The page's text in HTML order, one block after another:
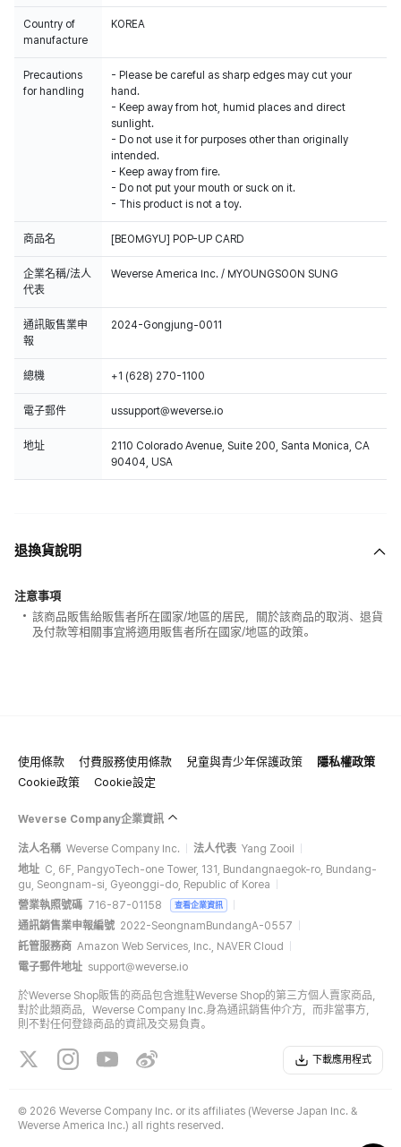
Country of
manufacture
KOREA
Precautions
for handling
- Please be careful as sharp edges may cut your
hand.
- Keep away from hot, humid places and direct
sunlight.
- Do not use it for purposes other than originally
intended.
- Keep away from fire.
- Do not put your mouth or suck on it.
- This product is not a toy.
商品名 [BEOMGYU] POP-UP CARD
企業名稱/法人
代表
Weverse America Inc. / MYOUNGSOON SUNG
通訊販售業申
報
2024-Gongjung-0011
總機 +1 (628) 270-1100
電子郵件 ussupport@weverse.io
地址
2110 Colorado Avenue, Suite 200, Santa Monica, CA
90404, USA
退換貨說明
注意事項
該商品販售給販售者所在國家/地區的居民，關於該商品的取消、退貨
及付款等相關事宜將適用販售者所在國家/地區的政策。
使用條款 付費服務使用條款 兒童與青少年保護政策
隱私權政策
Cookie政策
Cookie設定
Weverse Company企業資訊
法人名稱 Weverse Company Inc. 法人代表 Yang Zooil
地址 C, 6F, PangyoTech-one Tower, 131, Bundangnaegok-ro, Bundang-
gu, Seongnam-si, Gyeonggi-do, Republic of Korea
營業執照號碼 716-87-01158 查看企業資訊
通訊銷售業申報編號 2022-SeongnamBundangA-0557
託管服務商 Amazon Web Services, Inc., NAVER Cloud
電子郵件地址 support@weverse.io
於Weverse Shop販售的商品包含進駐Weverse Shop的第三方個人賣家商品，
對於此類商品，Weverse Company Inc.身為通訊銷售仲介方，而非當事方，
則不對任何登錄商品的資訊及交易負責。
下載應用程式
© 2026 Weverse Company Inc. or its affiliates (Weverse Japan Inc. &
Weverse America Inc.) all rights reserved.